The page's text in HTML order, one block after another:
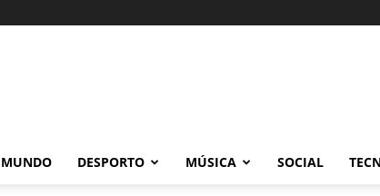
MUNDO DESPORTO MÚSICA SOCIAL